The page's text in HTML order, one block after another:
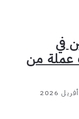
في
عملة من